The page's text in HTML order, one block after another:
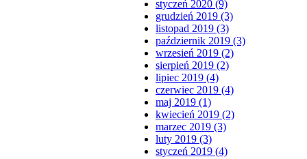
styczeń 2020 (9)
grudzień 2019 (3)
listopad 2019 (3)
październik 2019 (3)
wrzesień 2019 (2)
sierpień 2019 (2)
lipiec 2019 (4)
czerwiec 2019 (4)
maj 2019 (1)
kwiecień 2019 (2)
marzec 2019 (3)
luty 2019 (3)
styczeń 2019 (4)